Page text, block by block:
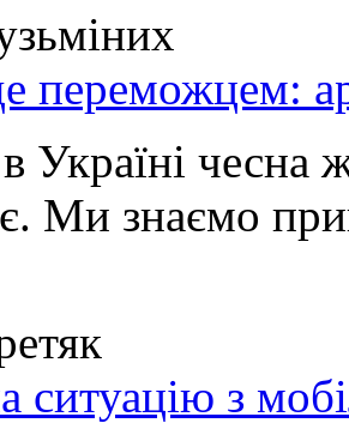
переможцем:
Україні чесна
Ми знаємо
ситуацію з